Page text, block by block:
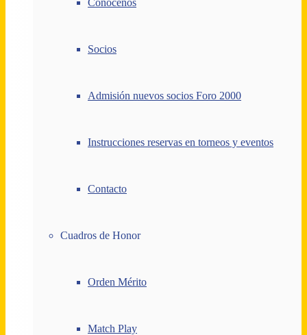
Conócenos
Socios
Admisión nuevos socios Foro 2000
Instrucciones reservas en torneos y eventos
Contacto
Cuadros de Honor
Orden Mérito
Match Play